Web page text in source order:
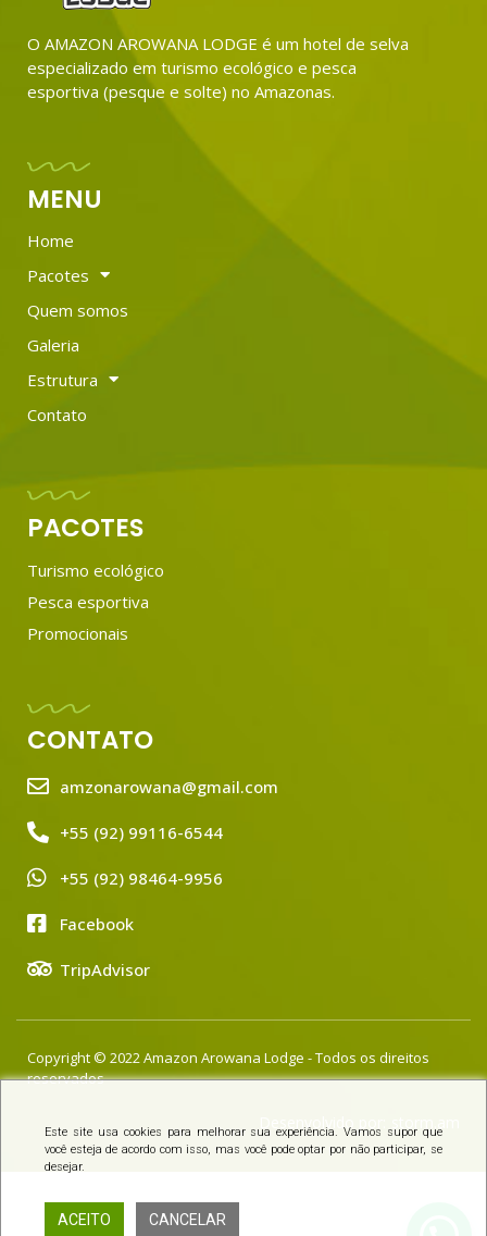
O AMAZON AROWANA LODGE é um hotel de selva
especializado em turismo ecológico e pesca
esportiva (pesque e solte) no Amazonas.
MENU
Home
Pacotes
Quem somos
Galeria
Estrutura
Contato
PACOTES
Turismo ecológico
Pesca esportiva
Promocionais
CONTATO
amzonarowana@gmail.com
+55 (92) 99116-6544
+55 (92) 98464-9956
Facebook
TripAdvisor
Copyright © 2022 Amazon Arowana Lodge - Todos os direitos
reservados
Desenvolvido por:
Este site usa cookies para melhorar sua experiência. Vamos supor que
você esteja de acordo com isso, mas você pode optar por não participar, se
desejar.
ACEITO CANCELAR